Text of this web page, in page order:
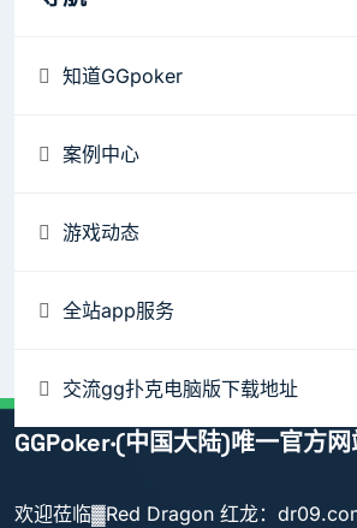
知道GGpoker
案例中心
游戏动态
全站app服务
交流gg扑克电脑版下载地址
GGPoker·(中国大陆)唯一官方
欢迎莅临▓Red Dragon 红龙：